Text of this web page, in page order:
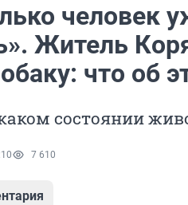
человек
Житель
что об
состоянии
7 610